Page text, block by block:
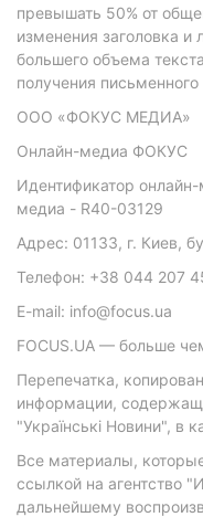
превышать 50% от
изменения заголовка и
большего объема
получения
ООО «ФОКУС МЕДИА»
Онлайн-медиа ФОКУС
Идентификатор
медиа - R40-03129
Адрес: 01133, г. Киев,
Телефон: +38 044 207
E-mail: info@focus.ua
FOCUS.UA — больше
Перепечатка,
информации,
"Українські Новини", в
Все материалы,
ссылкой на агентство
дальнейшему